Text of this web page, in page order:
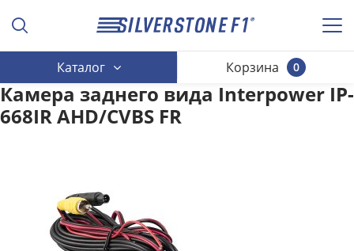
Каталог 0
Корзина
Камера заднего вида Interpower IP-
668IR AHD/CVBS FR